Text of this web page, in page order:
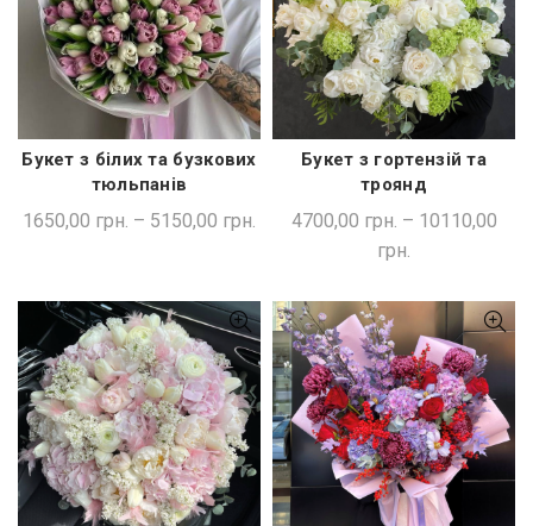
ШВИДКА ПОКУПКА
Букет з білих та бузкових
тюльпанів
1650,00 грн. – 5150,00 грн.
ШВИДКА ПОКУПКА
Букет з гортензій та
троянд
4700,00 грн. – 10110,00
грн.